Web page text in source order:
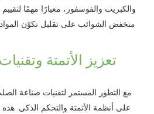
والكبريت والفوسفور، معيارًا مهمًا
منخفض الشوائب على تقليل تكوّن المواد
مع التطور المستمر لتقنيات صناعة
على أنظمة الأتمتة والتحكم الذكي.